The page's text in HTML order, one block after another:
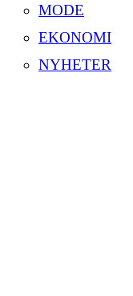
MODE
EKONOMI
NYHETER